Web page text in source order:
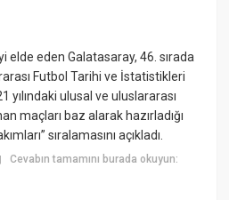
elde eden Galatasaray, 46. sırada
Futbol Tarihi ve İstatistikleri
yılındaki ulusal ve uluslararası
maçları baz alarak hazırladığı
sıralamasını açıkladı.
Cevabın tamamını burada okuyun: